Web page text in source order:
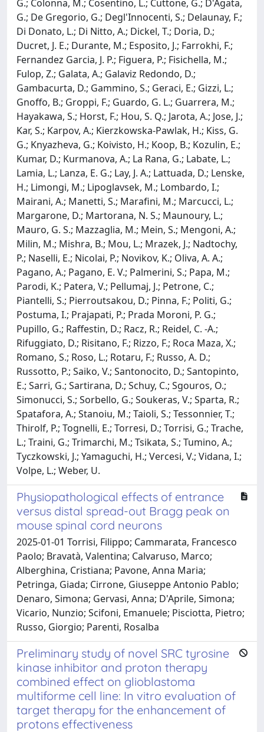
G.; Colonna, M.; Cosentino, L.; Cuttone, G.; D'Agata,
G.; De Gregorio, G.; Degl'Innocenti, S.; Delaunay, F.;
Di Donato, L.; Di Nitto, A.; Dickel, T.; Doria, D.;
Ducret, J. E.; Durante, M.; Esposito, J.; Farrokhi, F.;
Fernandez Garcia, J. P.; Figuera, P.; Fisichella, M.;
Fulop, Z.; Galata, A.; Galaviz Redondo, D.;
Gambacurta, D.; Gammino, S.; Geraci, E.; Gizzi, L.;
Gnoffo, B.; Groppi, F.; Guardo, G. L.; Guarrera, M.;
Hayakawa, S.; Horst, F.; Hou, S. Q.; Jarota, A.; Jose, J.;
Kar, S.; Karpov, A.; Kierzkowska-Pawlak, H.; Kiss, G.
G.; Knyazheva, G.; Koivisto, H.; Koop, B.; Kozulin, E.;
Kumar, D.; Kurmanova, A.; La Rana, G.; Labate, L.;
Lamia, L.; Lanza, E. G.; Lay, J. A.; Lattuada, D.; Lenske,
H.; Limongi, M.; Lipoglavsek, M.; Lombardo, I.;
Mairani, A.; Manetti, S.; Marafini, M.; Marcucci, L.;
Margarone, D.; Martorana, N. S.; Maunoury, L.;
Mauro, G. S.; Mazzaglia, M.; Mein, S.; Mengoni, A.;
Milin, M.; Mishra, B.; Mou, L.; Mrazek, J.; Nadtochy,
P.; Naselli, E.; Nicolai, P.; Novikov, K.; Oliva, A. A.;
Pagano, A.; Pagano, E. V.; Palmerini, S.; Papa, M.;
Parodi, K.; Patera, V.; Pellumaj, J.; Petrone, C.;
Piantelli, S.; Pierroutsakou, D.; Pinna, F.; Politi, G.;
Postuma, I.; Prajapati, P.; Prada Moroni, P. G.;
Pupillo, G.; Raffestin, D.; Racz, R.; Reidel, C. -A.;
Rifuggiato, D.; Risitano, F.; Rizzo, F.; Roca Maza, X.;
Romano, S.; Roso, L.; Rotaru, F.; Russo, A. D.;
Russotto, P.; Saiko, V.; Santonocito, D.; Santopinto,
E.; Sarri, G.; Sartirana, D.; Schuy, C.; Sgouros, O.;
Simonucci, S.; Sorbello, G.; Soukeras, V.; Sparta, R.;
Spatafora, A.; Stanoiu, M.; Taioli, S.; Tessonnier, T.;
Thirolf, P.; Tognelli, E.; Torresi, D.; Torrisi, G.; Trache,
L.; Traini, G.; Trimarchi, M.; Tsikata, S.; Tumino, A.;
Tyczkowski, J.; Yamaguchi, H.; Vercesi, V.; Vidana, I.;
Volpe, L.; Weber, U.
Physiopathological effects of entrance
versus distal spread-out Bragg peak on
mouse spinal cord neurons
2025-01-01 Torrisi, Filippo; Cammarata, Francesco
Paolo; Bravatà, Valentina; Calvaruso, Marco;
Alberghina, Cristiana; Pavone, Anna Maria;
Petringa, Giada; Cirrone, Giuseppe Antonio Pablo;
Denaro, Simona; Gervasi, Anna; D'Aprile, Simona;
Vicario, Nunzio; Scifoni, Emanuele; Pisciotta, Pietro;
Russo, Giorgio; Parenti, Rosalba
Preliminary study of novel SRC tyrosine
kinase inhibitor and proton therapy
combined effect on glioblastoma
multiforme cell line: In vitro evaluation of
target therapy for the enhancement of
protons effectiveness